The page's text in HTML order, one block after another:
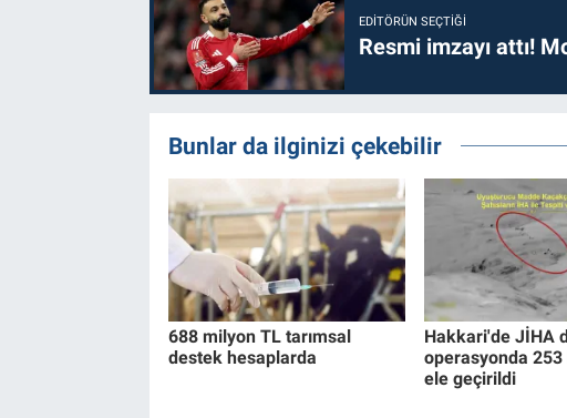
EDITÖRÜN SEÇTIĞI
Resmi imzayı attı!
Bunlar da ilginizi çekebilir
688 milyon TL tarımsal
destek hesaplarda
Hakkari'de JİHA
operasyonda
ele geçirildi